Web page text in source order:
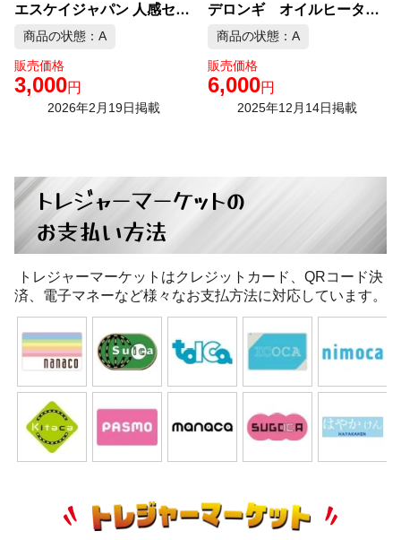
エスケイジャパン 人感センサー付PTCヒーター 中古品販売
商品の状態：A
販売価格
3,000円
2026年2月19日掲載
デロンギ オイルヒーター 中古品販売
商品の状態：A
販売価格
6,000円
2025年12月14日掲載
トレジャーマーケットの
お支払い方法
トレジャーマーケットはクレジットカード、QRコード決
済、電子マネーなど様々なお支払方法に対応しています。